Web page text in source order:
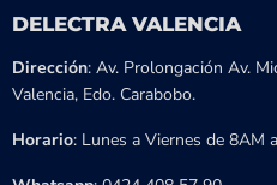
DELECTRA VALENCIA
Dirección: Av. Prolongación Av.
Valencia, Edo. Carabobo.
Horario: Lunes a Viernes de 8AM